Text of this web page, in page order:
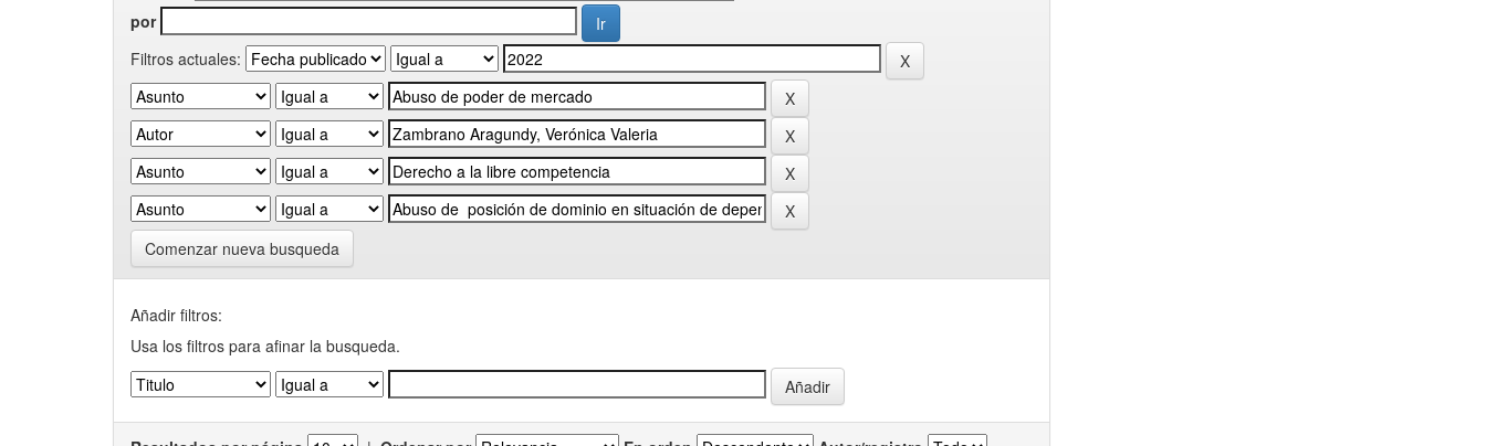
por
Filtros actuales:
Comenzar nueva busqueda
Añadir filtros:
Usa los filtros para afinar la busqueda.